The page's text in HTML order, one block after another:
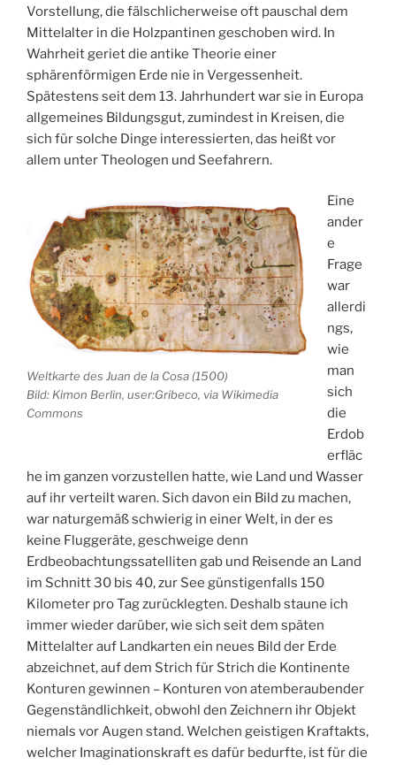
Vorstellung, die fälschlicherweise oft pauschal dem
Mittelalter in die Holzpantinen geschoben wird. In
Wahrheit geriet die antike Theorie einer
sphärenförmigen Erde nie in Vergessenheit.
Spätestens seit dem 13. Jahrhundert war sie in Europa
allgemeines Bildungsgut, zumindest in Kreisen, die
sich für solche Dinge interessierten, das heißt vor
allem unter Theologen und Seefahrern.
Weltkarte des Juan de la Cosa (1500)
Bild: Kimon Berlin, user:Gribeco, via Wikimedia
Commons
Eine
ander
e
Frage
war
allerdi
ngs,
wie
man
sich
die
Erdob
erfläc
he im ganzen vorzustellen hatte, wie Land und Wasser
auf ihr verteilt waren. Sich davon ein Bild zu machen,
war naturgemäß schwierig in einer Welt, in der es
keine Fluggeräte, geschweige denn
Erdbeobachtungssatelliten gab und Reisende an Land
im Schnitt 30 bis 40, zur See günstigenfalls 150
Kilometer pro Tag zurücklegten. Deshalb staune ich
immer wieder darüber, wie sich seit dem späten
Mittelalter auf Landkarten ein neues Bild der Erde
abzeichnet, auf dem Strich für Strich die Kontinente
Konturen gewinnen – Konturen von atemberaubender
Gegenständlichkeit, obwohl den Zeichnern ihr Objekt
niemals vor Augen stand. Welchen geistigen Kraftakts,
welcher Imaginationskraft es dafür bedurfte, ist für die